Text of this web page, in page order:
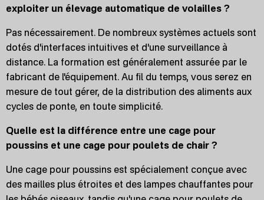
exploiter un élevage automatique de volailles ?
Pas nécessairement. De nombreux systèmes actuels sont
dotés d'interfaces intuitives et d'une surveillance à
distance. La formation est généralement assurée par le
fabricant de l'équipement. Au fil du temps, vous serez en
mesure de tout gérer, de la distribution des aliments aux
cycles de ponte, en toute simplicité.
Quelle est la différence entre une cage pour
poussins et une cage pour poulets de chair ?
Une cage pour poussins est spécialement conçue avec
des mailles plus étroites et des lampes chauffantes pour